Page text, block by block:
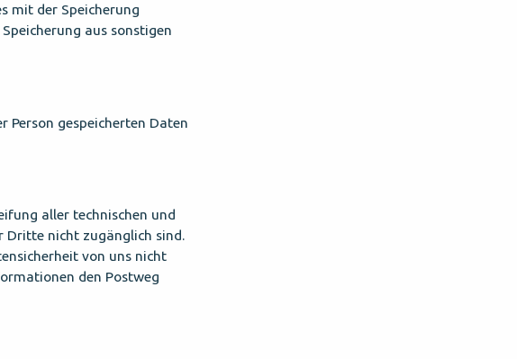
mit der Speicherung
aus sonstigen
Person gespeicherten Daten
aller technischen und
Dritte nicht zugänglich sind.
von uns nicht
den Postweg